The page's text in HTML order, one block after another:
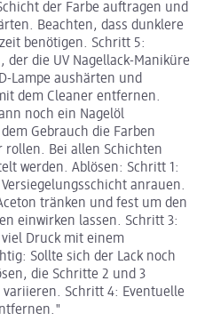
der Farbe auftragen und
Beachten, dass dunklere
benötigen. Schritt 5:
der die UV Nagellack-Maniküre
Lampe aushärten und
dem Cleaner entfernen.
noch ein Nagelöl
Gebrauch die Farben
rollen. Bei allen Schichten
werden. Ablösen: Schritt 1:
anrauen.
tränken und fest um den
einwirken lassen. Schritt 3:
viel Druck mit einem
Sollte sich der Lack noch
die Schritte 2 und 3
Schritt 4: Eventuelle